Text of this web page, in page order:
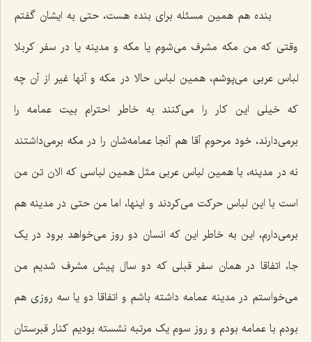
بنده هم همین مسئله برای بنده هست، حتی به ایشان گفتم
وقتی که من مکه مشرف می‌شوم یا مکه و مدینه یا در سفر کربلا
لباس عربی می‌پوشم، همین لباس حالا در مکه و آنها غیر از آن چه
که خیلی این کار را می‌کنند به خاطر احترام بیت عمامه را
برمی‌دارند، خود مرحوم آقا هم آنجا عمامه‌شان را در مکه برمی‌داشتند
نه در مدینه، با همین لباس عربی مثل همین لباسی که الان تن من
است با این لباس حرکت می‌کردند و اینها، اما من حتی در مدینه هم
برمی‌دارم، این به خاطر این که انسان دو روز می‌خواهد برود در یک
جا، اتفاقا در همان سفر قبلی که دو سال پیش مشرف شدیم من
می‌خواستم در مدینه عمامه داشته باشم و اتفاقا دو یا سه روزی هم
بودم با عمامه بودم و روز سوم یک مرتبه نشسته بودیم کنار قبرستان